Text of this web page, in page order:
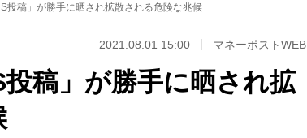
投稿」が勝手に晒され拡散される危険な兆候
2021.08.01 15:00 マネーポストWEB
稿」が勝手に晒され拡